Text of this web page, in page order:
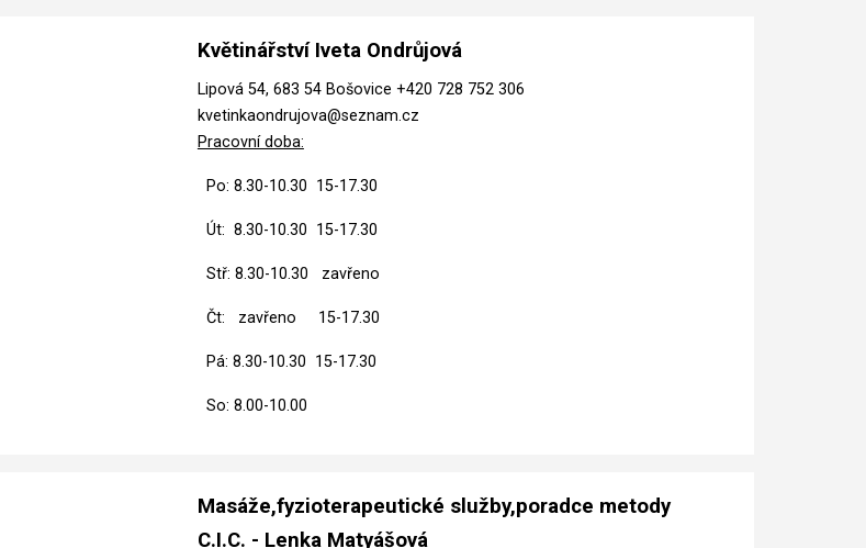
Květinářství Iveta Ondrůjová
Lipová 54, 683 54 Bošovice +420 728 752 306
kvetinkaondrujova@seznam.cz
Pracovní doba:
Po: 8.30-10.30 15-17.30
Út: 8.30-10.30 15-17.30
Stř: 8.30-10.30 zavřeno
Čt: zavřeno 15-17.30
Pá: 8.30-10.30 15-17.30
So: 8.00-10.00
Masáže,fyzioterapeutické služby,poradce metody
C.I.C. - Lenka Matyášová